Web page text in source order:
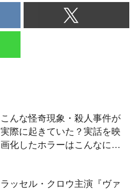
こんな怪奇現象・殺人事件が
実際に起きていた？実話を映
画化したホラーはこんなにあ
ラッセル・クロウ主演『ヴァ